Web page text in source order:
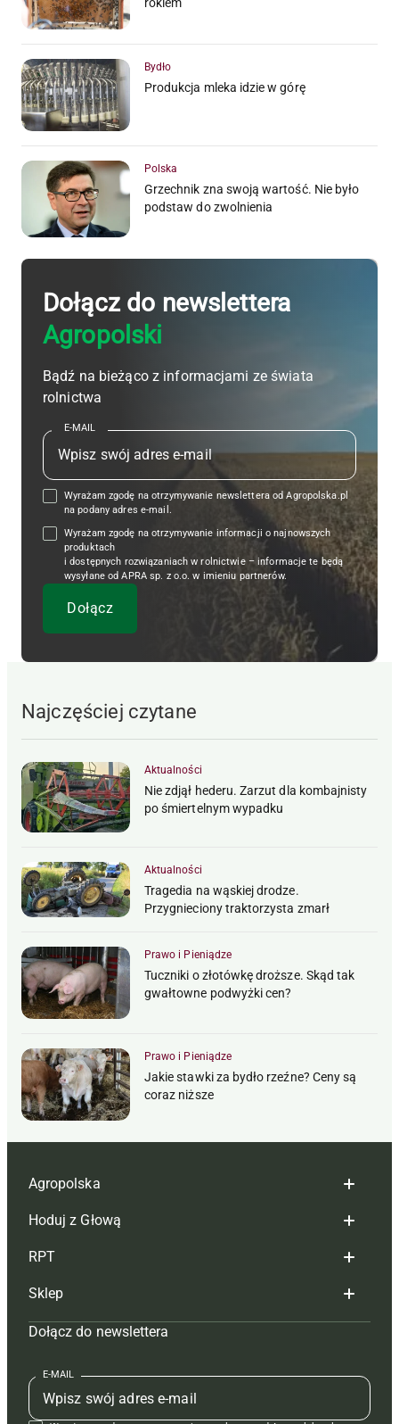
rokiem
Bydło
Produkcja mleka idzie w górę
Polska
Grzechnik zna swoją wartość. Nie było
podstaw do zwolnienia
Dołącz do newslettera
Agropolski
Bądź na bieżąco z informacjami ze świata
rolnictwa
E-MAIL
Wyrażam zgodę na otrzymywanie newslettera od Agropolska.pl
na podany adres e-mail.
Wyrażam zgodę na otrzymywanie informacji o najnowszych
produktach
i dostępnych rozwiązaniach w rolnictwie – informacje te będą
wysyłane od APRA sp. z o.o. w imieniu partnerów.
Najczęściej czytane
Aktualności
Nie zdjął hederu. Zarzut dla kombajnisty
po śmiertelnym wypadku
Aktualności
Tragedia na wąskiej drodze.
Przygnieciony traktorzysta zmarł
Prawo i Pieniądze
Tuczniki o złotówkę droższe. Skąd tak
gwałtowne podwyżki cen?
Prawo i Pieniądze
Jakie stawki za bydło rzeźne? Ceny są
coraz niższe
Agropolska
Redakcja
Reklama
Tagi
Mapa serwisu
Kontakt
Regulamin
Hoduj z Głową
Hoduj z głową bydło
Hoduj z głową świnie
Prenumerata
Redakcja
Kontakt
RPT
Redakcja
Prenumerata
Reklama
Kontakt
Sklep
Czasopisma i prenumerata
Książki
Regulamin
Dołącz do newslettera
E-MAIL